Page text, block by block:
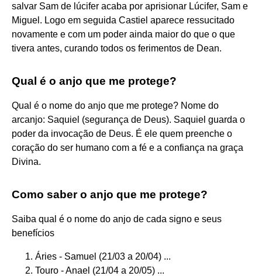
salvar Sam de lúcifer acaba por aprisionar Lúcifer, Sam e
Miguel. Logo em seguida Castiel aparece ressucitado
novamente e com um poder ainda maior do que o que
tivera antes, curando todos os ferimentos de Dean.
Qual é o anjo que me protege?
Qual é o nome do anjo que me protege? Nome do
arcanjo: Saquiel (segurança de Deus). Saquiel guarda o
poder da invocação de Deus. É ele quem preenche o
coração do ser humano com a fé e a confiança na graça
Divina.
Como saber o anjo que me protege?
Saiba qual é o nome do anjo de cada signo e seus
benefícios
Áries - Samuel (21/03 a 20/04) ...
Touro - Anael (21/04 a 20/05) ...